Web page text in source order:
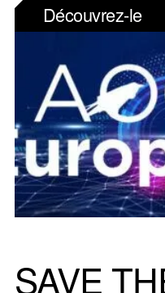
Découvrez-le
SAVE